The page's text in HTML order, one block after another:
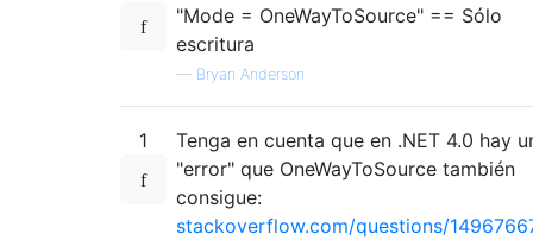
"Mode = OneWayToSource" == Sólo
escritura
— Bryan Anderson
1
Tenga en cuenta que en .NET 4.0 hay
"error" que OneWayToSource también
consigue:
stackoverflow.com/questions/